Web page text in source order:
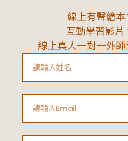
線上有聲繪本
互動學習影片
線上真人一對一外師